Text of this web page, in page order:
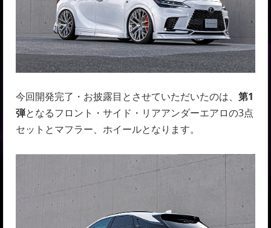
今回開発完了・お披露目とさせていただいたのは、 第1
弾となるフロント・サイド・リアアンダーエアロの3点
セットとマフラー、ホイールとなります。